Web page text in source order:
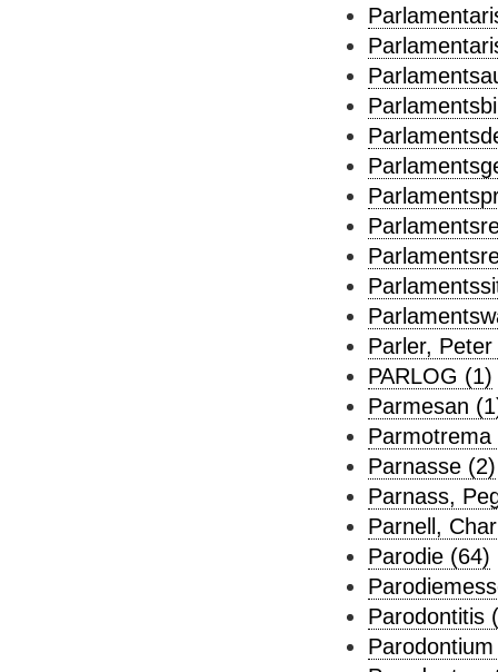
Parler, Peter
PARLOG (1)
Parmesan
Parmotrema
Parnasse (2)
Parnass,
Parnell,
Parodie (64)
Parodontitis